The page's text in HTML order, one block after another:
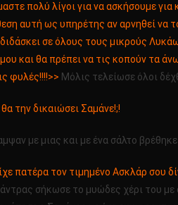
πολύ λίγοι για να ασκήσουμε
αυτή ως υπηρέτης αν αρνηθεί να
σε όλους τους μικρούς
και θα πρέπει να τις κοπούν τα
φυλές!!!!>> Μόλις τελείωσε όλοι
την δικαιώσει Σαμάνε!;!
με μιας και με ένα σάλτο
πατέρα τον τιμημένο Ασκλάρ σου
σήκωσε το μυώδες χέρι του